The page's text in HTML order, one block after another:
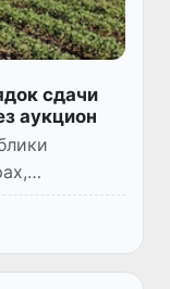
сдачи
аукцион
(№УП–